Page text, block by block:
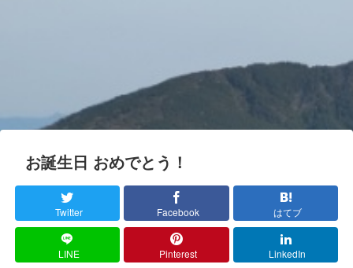
お誕生日 おめでとう！
Twitter Facebook はてブ
LINE Pinterest LinkedIn